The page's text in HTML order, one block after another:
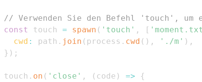
// Verwenden Sie den Befehl 'touch', um
const
touch = spawn ( 'touch' , [
cwd : path . join ( process . cwd ( ) , './m' ) ,
} ) ;
touch . on ( 'close' , ( code ) =>
{